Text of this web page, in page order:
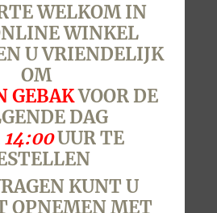
WELKOM IN
WINKEL
U VRIENDELIJK
OM
GEBAKVOOR DE
DAG
14:00UUR TE
KUNT U
OPNEMEN MET